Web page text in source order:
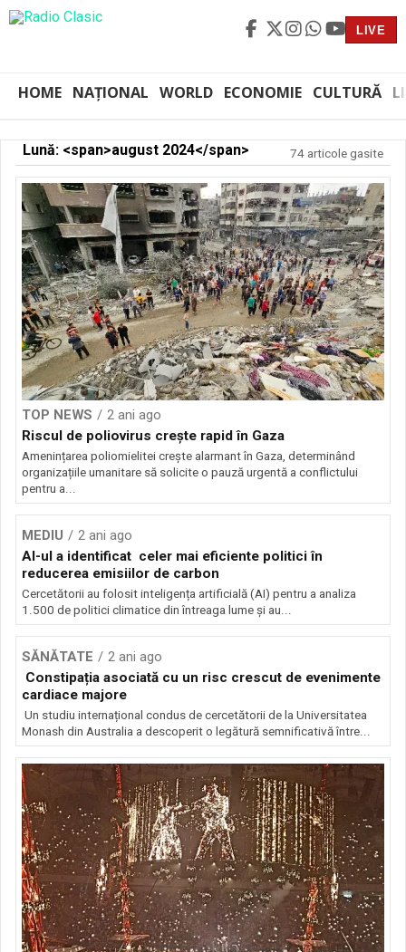
LIVE
HOME NAȚIONAL WORLD ECONOMIE CULTURĂ
Lună: <span>august 2024</span> 74 articole gasite
TOP NEWS
2 ani ago
Riscul de poliovirus crește rapid în Gaza
Amenințarea poliomielitei crește alarmant în Gaza, determinând
organizațiile umanitare să solicite o pauză urgentă a conflictului
pentru a...
MEDIU
2 ani ago
AI-ul a identificat celer mai eficiente politici în
reducerea emisiilor de carbon
Cercetătorii au folosit inteligența artificială (AI) pentru a analiza
1.500 de politici climatice din întreaga lume și au...
SĂNĂTATE
2 ani ago
Constipația asociată cu un risc crescut de evenimente
cardiace majore
Un studiu internațional condus de cercetătorii de la Universitatea
Monash din Australia a descoperit o legătură semnificativă între...